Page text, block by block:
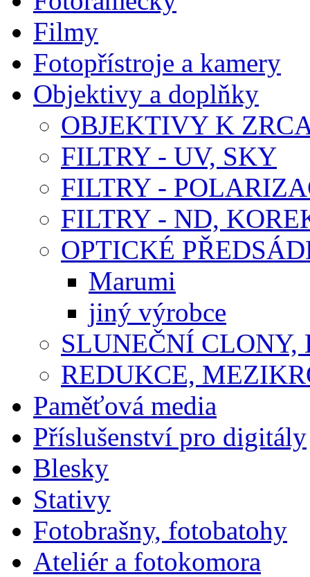
Filmy
Fotopřístroje a kamery
Objektivy a doplňky
OBJEKTIVY K
FILTRY - UV, SKY
FILTRY -
FILTRY - ND,
OPTICKÉ
Marumi
jiný výrobce
SLUNEČNÍ
REDUKCE,
Paměťová media
Příslušenství pro digitály
Blesky
Stativy
Fotobrašny, fotobatohy
Ateliér a fotokomora